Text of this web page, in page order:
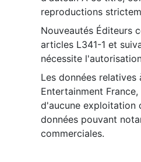
reproductions
Nouveautés Éditeurs
articles L341-1 et
nécessite
Les données
Entertainment
d'aucune exploitation
données pouvant
commerciales.